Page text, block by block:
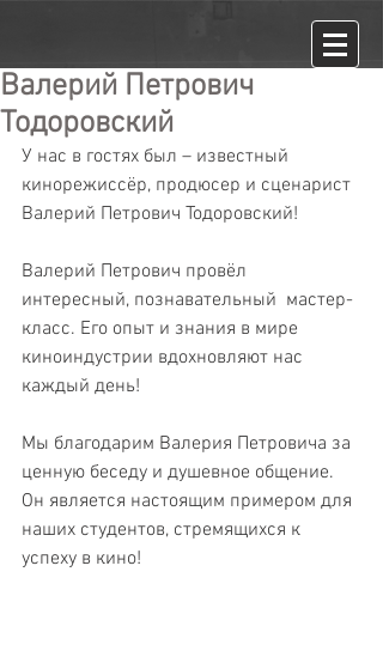
Валерий Петрович
Тодоровский
У нас в гостях был – известный
кинорежиссёр, продюсер и сценарист
Валерий Петрович Тодоровский!
Валерий Петрович провёл
интересный, познавательный  мастер-
класс. Его опыт и знания в мире
киноиндустрии вдохновляют нас
каждый день!
Мы благодарим Валерия Петровича за
ценную беседу и душевное общение.
Он является настоящим примером для
наших студентов, стремящихся к
успеху в кино!